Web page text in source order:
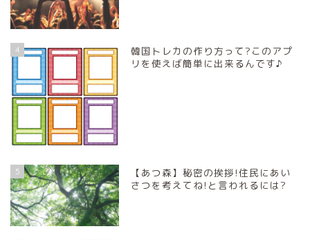
4
韓国トレカの作り方って?このアプ
リを使えば簡単に出来るんです♪
5
【あつ森】秘密の挨拶!住民にあい
さつを考えてね!と言われるには?